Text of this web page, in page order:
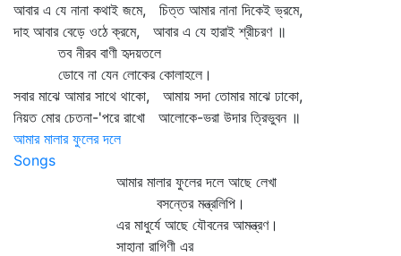
আবার এ যে নানা কথাই জমে, চিত্ত আমার নানা দিকেই ভ্রমে,
দাহ আবার বেড়ে ওঠে ক্রমে, আবার এ যে হারাই শ্রীচরণ ॥
তব নীরব বাণী হৃদয়তলে
ডোবে না যেন লোকের কোলাহলে।
সবার মাঝে আমার সাথে থাকো, আমায় সদা তোমার মাঝে ঢাকো,
নিয়ত মোর চেতনা-'পরে রাখো আলোকে-ভরা উদার ত্রিভুবন ॥
আমার মালার ফুলের দলে
Songs
আমার মালার ফুলের দলে আছে লেখা
বসন্তের মন্ত্রলিপি।
এর মাধুর্যে আছে যৌবনের আমন্ত্রণ।
সাহানা রাগিণী এর